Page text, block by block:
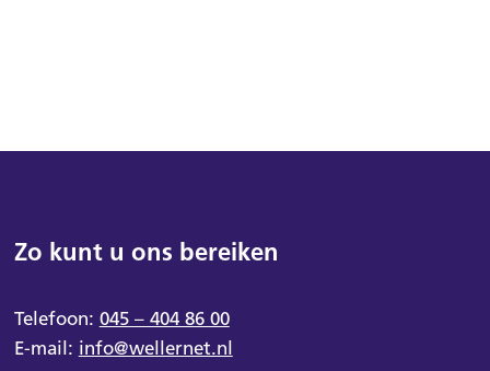
Zo kunt u ons bereiken
Telefoon: 045 – 404 86 00
E-mail: info@wellernet.nl